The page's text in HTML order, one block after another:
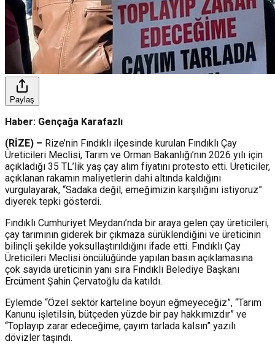
Paylaş
Haber: Gençağa Karafazlı
(RİZE) – Rize’nin Fındıklı ilçesinde kurulan Fındıklı Çay
Üreticileri Meclisi, Tarım ve Orman Bakanlığı’nın 2026 yılı için
açıkladığı 35 TL’lik yaş çay alım fiyatını protesto etti. Üreticiler,
açıklanan rakamın maliyetlerin dahi altında kaldığını
vurgulayarak, “Sadaka değil, emeğimizin karşılığını istiyoruz”
diyerek tepki gösterdi.
Fındıklı Cumhuriyet Meydanı’nda bir araya gelen çay üreticileri,
çay tarımının giderek bir çıkmaza sürüklendiğini ve üreticinin
bilinçli şekilde yoksullaştırıldığını ifade etti. Fındıklı Çay
Üreticileri Meclisi öncülüğünde yapılan basın açıklamasına
çok sayıda üreticinin yanı sıra Fındıklı Belediye Başkanı
Ercüment Şahin Çervatoğlu da katıldı.
Eylemde “Özel sektör karteline boyun eğmeyeceğiz”, “Tarım
Kanunu işletilsin, bütçeden yüzde bir pay hakkımızdır” ve
“Toplayıp zarar edeceğime, çayım tarlada kalsın” yazılı
dövizler taşındı.